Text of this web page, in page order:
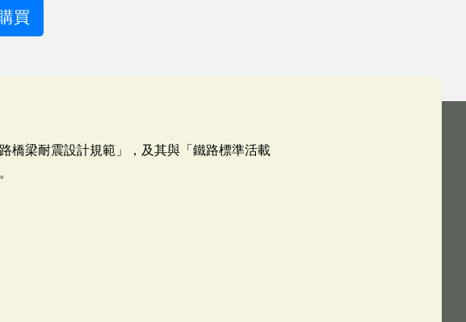
買
橋梁耐震設計規範」，及其與「鐵路標準活載